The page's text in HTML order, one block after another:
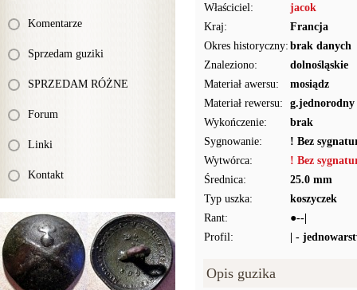
Komentarze
Sprzedam guziki
SPRZEDAM RÓŻNE
Forum
Linki
Kontakt
Właściciel:
jacok
Kraj:
Francja
Okres historyczny: brak danych
Znaleziono:
dolnośląskie
Materiał awersu:
mosiądz
Materiał rewersu:
g.jednorodny
Wykończenie:
brak
Sygnowanie:
! Bez
Wytwórca:
! Bez
Średnica:
25.0 mm
Typ uszka:
koszyczek
Rant:
●--|
Profil:
| -
Opis guzika